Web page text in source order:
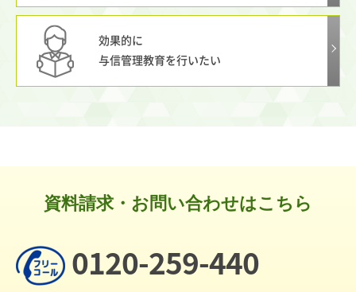
効果的に
与信管理教育を行いたい
資料請求・お問い合わせはこちら
0120-259-440